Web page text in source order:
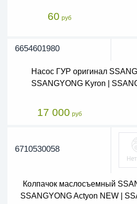
60 руб
6654601980
Насос ГУР оригинал
SSANGYONG Kyron |
17 000 руб
6710530058
Колпачок маслосъемный
SSANGYONG Actyon NEW |